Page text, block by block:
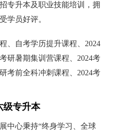
专升本及职业技能培训，拥
学员好评。
、自考学历提升课程、2024
研暑期集训营课程、2024考
考前全科冲刺课程、2024考
级专升本
中心秉持“终身学习、全球